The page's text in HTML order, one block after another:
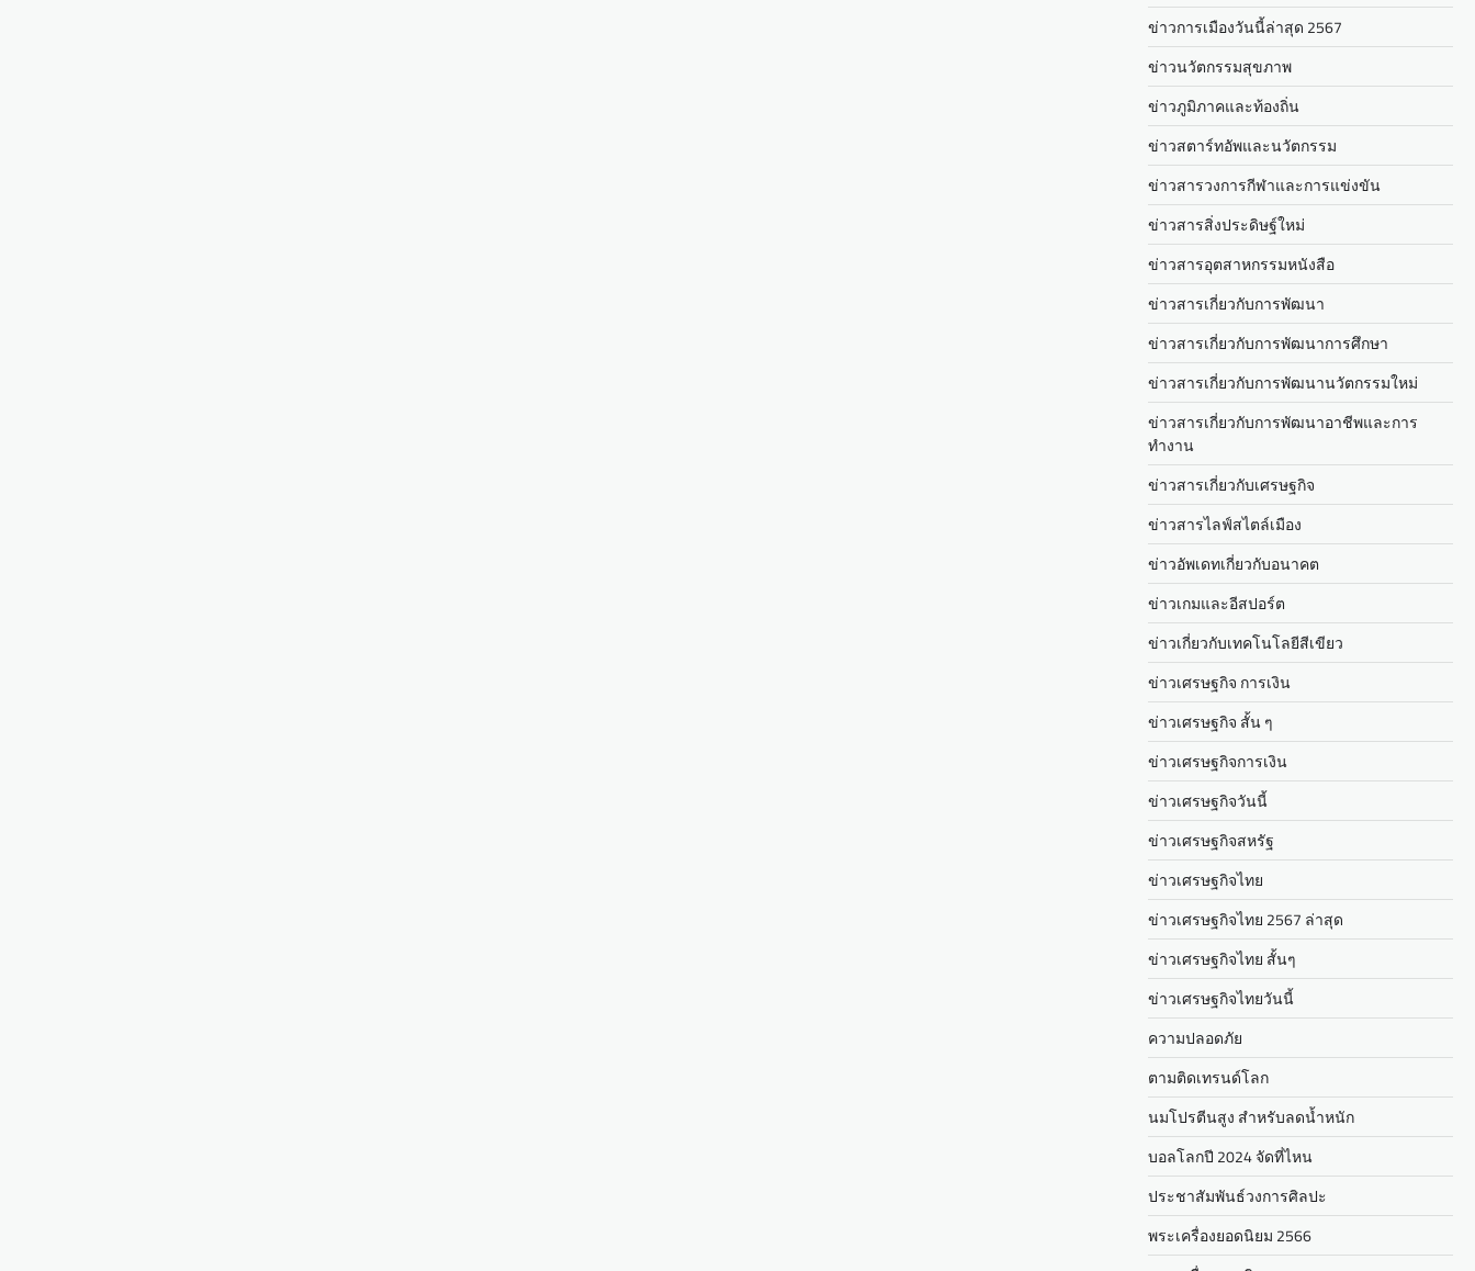
ข่าวการเมืองวันนี้ล่าสุด 2567
ข่าวนวัตกรรมสุขภาพ
ข่าวภูมิภาคและท้องถิ่น
ข่าวสตาร์ทอัพและนวัตกรรม
ข่าวสารวงการกีฬาและการแข่งขัน
ข่าวสารสิ่งประดิษฐ์ใหม่
ข่าวสารอุตสาหกรรมหนังสือ
ข่าวสารเกี่ยวกับการพัฒนา
ข่าวสารเกี่ยวกับการพัฒนาการศึกษา
ข่าวสารเกี่ยวกับการพัฒนานวัตกรรมใหม่
ข่าวสารเกี่ยวกับการพัฒนาอาชีพและการ
ทำงาน
ข่าวสารเกี่ยวกับเศรษฐกิจ
ข่าวสารไลฟ์สไตล์เมือง
ข่าวอัพเดทเกี่ยวกับอนาคต
ข่าวเกมและอีสปอร์ต
ข่าวเกี่ยวกับเทคโนโลยีสีเขียว
ข่าวเศรษฐกิจ การเงิน
ข่าวเศรษฐกิจ สั้น ๆ
ข่าวเศรษฐกิจการเงิน
ข่าวเศรษฐกิจวันนี้
ข่าวเศรษฐกิจสหรัฐ
ข่าวเศรษฐกิจไทย
ข่าวเศรษฐกิจไทย 2567 ล่าสุด
ข่าวเศรษฐกิจไทย สั้นๆ
ข่าวเศรษฐกิจไทยวันนี้
ความปลอดภัย
ตามติดเทรนด์โลก
นมโปรตีนสูง สำหรับลดน้ำหนัก
บอลโลกปี 2024 จัดที่ไหน
ประชาสัมพันธ์วงการศิลปะ
พระเครื่องยอดนิยม 2566